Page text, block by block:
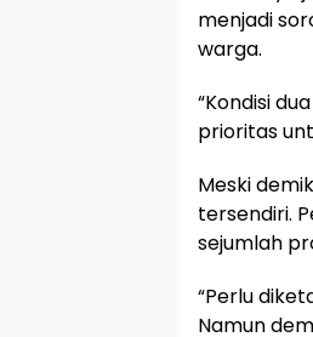
menjadi
warga.
“Kondisi
prioritas
Meski
tersendiri.
sejumlah
“Perlu
Namun